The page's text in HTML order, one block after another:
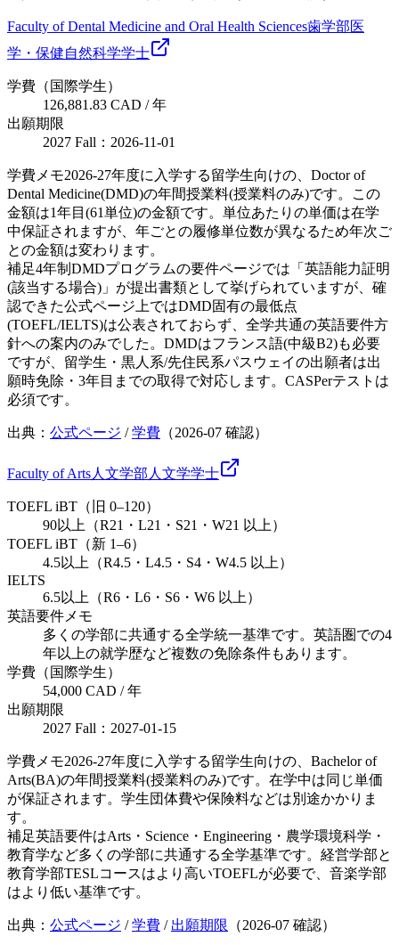
Faculty of Dental Medicine and Oral Health Sciences歯学部医
学・保健自然科学学士
学費（国際学生）
126,881.83 CAD / 年
出願期限
2027 Fall：2026-11-01
学費メモ2026-27年度に入学する留学生向けの、Doctor of
Dental Medicine(DMD)の年間授業料(授業料のみ)です。この
金額は1年目(61単位)の金額です。単位あたりの単価は在学
中保証されますが、年ごとの履修単位数が異なるため年次ご
との金額は変わります。
補足4年制DMDプログラムの要件ページでは「英語能力証明
(該当する場合)」が提出書類として挙げられていますが、確
認できた公式ページ上ではDMD固有の最低点
(TOEFL/IELTS)は公表されておらず、全学共通の英語要件方
針への案内のみでした。DMDはフランス語(中級B2)も必要
ですが、留学生・黒人系/先住民系パスウェイの出願者は出
願時免除・3年目までの取得で対応します。CASPerテストは
必須です。
出典： 公式ページ /学費 （2026-07 確認）
Faculty of Arts人文学部 人文学学士
TOEFL iBT（旧 0–120）
90以上（R21・L21・S21・W21 以上）
TOEFL iBT（新 1–6）
4.5以上（R4.5・L4.5・S4・W4.5 以上）
IELTS
6.5以上（R6・L6・S6・W6 以上）
英語要件メモ
多くの学部に共通する全学統一基準です。英語圏での4
年以上の就学歴など複数の免除条件もあります。
学費（国際学生）
54,000 CAD / 年
出願期限
2027 Fall：2027-01-15
学費メモ2026-27年度に入学する留学生向けの、Bachelor of
Arts(BA)の年間授業料(授業料のみ)です。在学中は同じ単価
が保証されます。学生団体費や保険料などは別途かかりま
す。
補足英語要件はArts・Science・Engineering・農学環境科学・
教育学など多くの学部に共通する全学基準です。経営学部と
教育学部TESLコースはより高いTOEFLが必要で、音楽学部
はより低い基準です。
出典： 公式ページ /学費 / 出願期限 （2026-07 確認）